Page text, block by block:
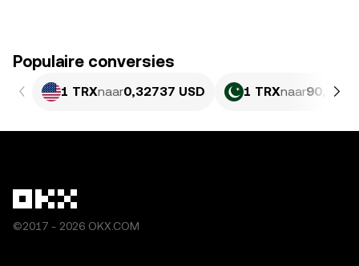
Populaire conversies
1 TRXnaar0,32737 USD 1 TRXnaar90,97
©2017 - 2026 OKX.COM